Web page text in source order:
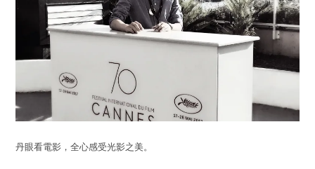
丹眼看電影，全心感受光影之美。